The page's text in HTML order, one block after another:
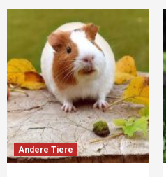
Andere Tiere